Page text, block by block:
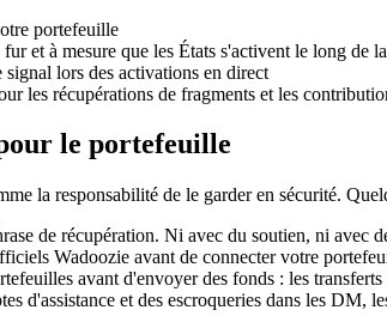
portefeuille
et à mesure que les États s'activent le long de
signal lors des activations en direct
les récupérations de fragments et les
le portefeuille
la responsabilité de le garder en sécurité.
de récupération. Ni avec du soutien, ni avec
Wadoozie avant de connecter votre
avant d'envoyer des fonds : les
d'assistance et des escroqueries dans les DM,